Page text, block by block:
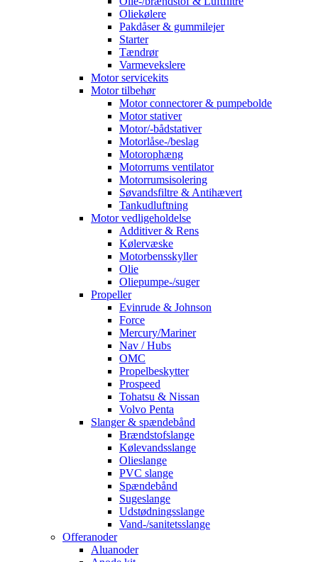
Oliekølere
Pakdåser & gummilejer
Starter
Tændrør
Varmevekslere
Motor servicekits
Motor tilbehør
Motor connectorer & pumpebolde
Motor stativer
Motor/-bådstativer
Motorlåse-/beslag
Motorophæng
Motorrums ventilator
Motorrumsisolering
Søvandsfiltre & Antihævert
Tankudluftning
Motor vedligeholdelse
Additiver & Rens
Kølervæske
Motorbensskyller
Olie
Oliepumpe-/suger
Propeller
Evinrude & Johnson
Force
Mercury/Mariner
Nav / Hubs
OMC
Propelbeskytter
Prospeed
Tohatsu & Nissan
Volvo Penta
Slanger & spændebånd
Brændstofslange
Kølevandsslange
Olieslange
PVC slange
Spændebånd
Sugeslange
Udstødningsslange
Vand-/sanitetsslange
Offeranoder
Aluanoder